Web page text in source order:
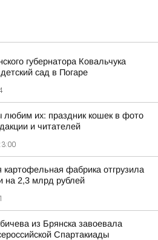
губернатора Ковальчука
сад в Погаре
любим их: праздник кошек в фото
и читателей
картофельная фабрика отгрузила
на 2,3 млрд рублей
из Брянска завоевала
Спартакиады